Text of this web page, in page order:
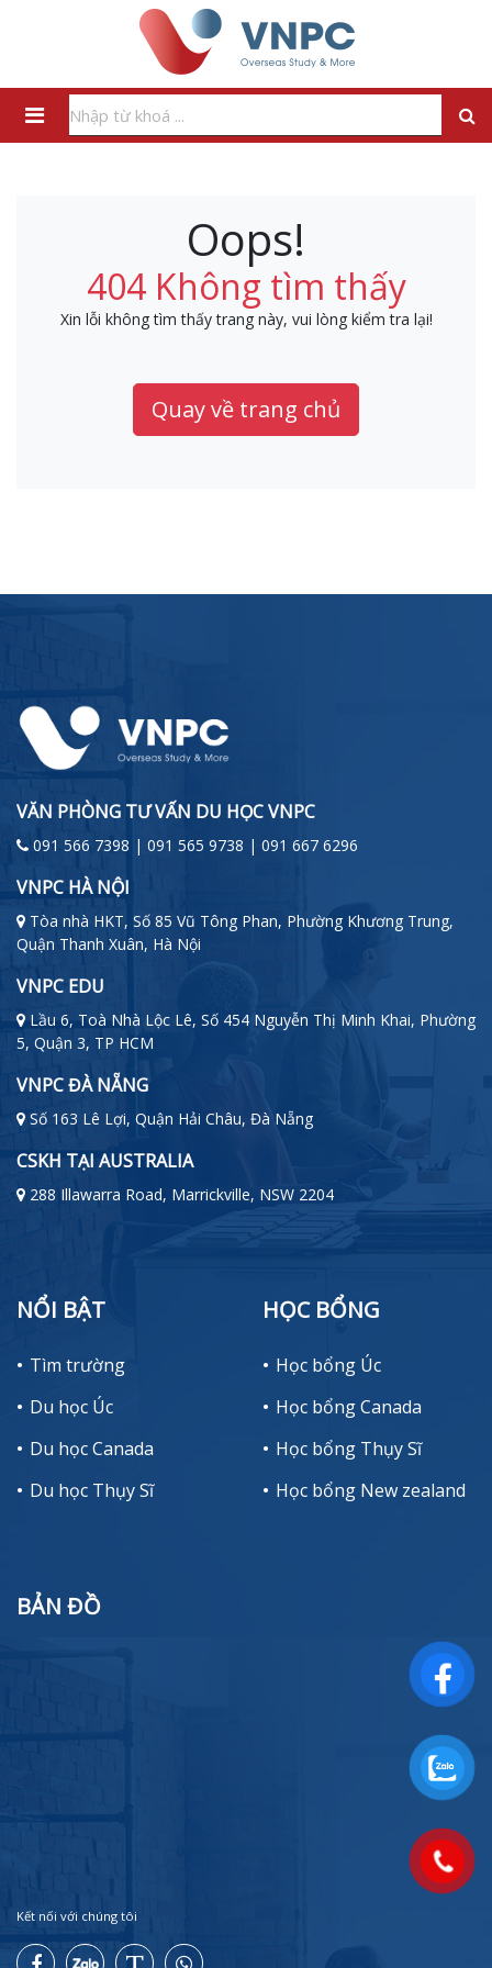
Oops!
404 Không tìm thấy
Xin lỗi không tìm thấy trang này, vui lòng kiểm tra lại!
Quay về trang chủ
VĂN PHÒNG TƯ VẤN DU HỌC VNPC
091 566 7398 | 091 565 9738 | 091 667 6296
VNPC HÀ NỘI
Tòa nhà HKT, Số 85 Vũ Tông Phan, Phường Khương Trung,
Quận Thanh Xuân, Hà Nội
VNPC EDU
Lầu 6, Toà Nhà Lộc Lê, Số 454 Nguyễn Thị Minh Khai, Phường
5, Quận 3, TP HCM
VNPC ĐÀ NẴNG
Số 163 Lê Lợi, Quận Hải Châu, Đà Nẵng
CSKH TẠI AUSTRALIA
288 Illawarra Road, Marrickville, NSW 2204
NỔI BẬT
Tìm trường
Du học Úc
Du học Canada
Du học Thụy Sĩ
HỌC BỔNG
Học bổng Úc
Học bổng Canada
Học bổng Thụy Sĩ
Học bổng New zealand
BẢN ĐỒ
Kết nối với chúng tôi